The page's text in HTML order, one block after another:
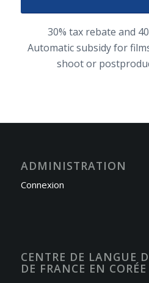
30% tax rebate and
Automatic subsidy for
shoot or
ADMINISTRATION
Connexion
CENTRE DE LANGUE
DE FRANCE EN CORÉE